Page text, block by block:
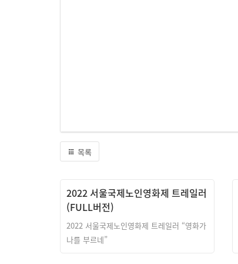
목록
2022 서울국제노인영화제 트레일러
(FULL버전)
2022 서울국제노인영화제 트레일러 “영화가
나를 부르네”